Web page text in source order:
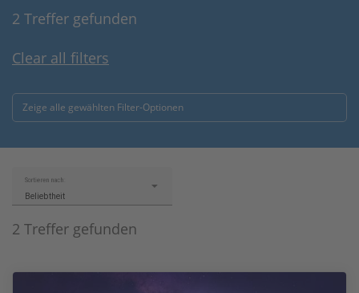
2 Treffer gefunden
Clear all filters
Zeige alle gewählten Filter-Optionen
2 Treffer gefunden
Sortieren nach:
Beliebtheit